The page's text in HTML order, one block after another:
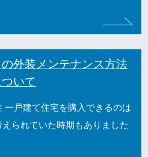
外装メンテナンス方法
いて
一戸建て住宅を購入できるのは
られていた時期もありました